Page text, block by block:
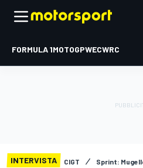
FORMULA 1MOTOGPWECWRC
INTERVISTA CIGT Sprint: